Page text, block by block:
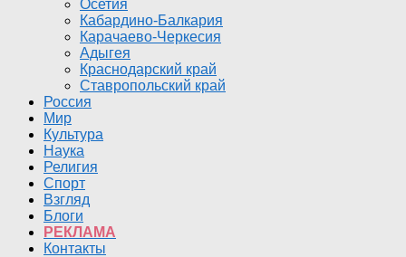
Осетия
Кабардино-Балкария
Карачаево-Черкесия
Адыгея
Краснодарский край
Ставропольский край
Россия
Мир
Культура
Наука
Религия
Спорт
Взгляд
Блоги
РЕКЛАМА
Контакты